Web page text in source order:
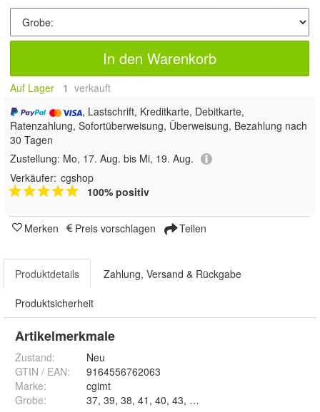
In den Warenkorb
Auf Lager 1 verkauft
, Lastschrift, Kreditkarte, Debitkarte,
Ratenzahlung, Sofortüberweisung, Überweisung, Bezahlung nach
30 Tagen
Zustellung: Mo, 17. Aug. bis Mi, 19. Aug.
Verkäufer: cgshop
100% positiv
Merken Preis vorschlagen Teilen
Produktdetails Zahlung, Versand & Rückgabe
Produktsicherheit
Artikelmerkmale
Zustand:
Neu
GTIN / EAN:
9164556762063
Marke:
cgimt
Grobe: